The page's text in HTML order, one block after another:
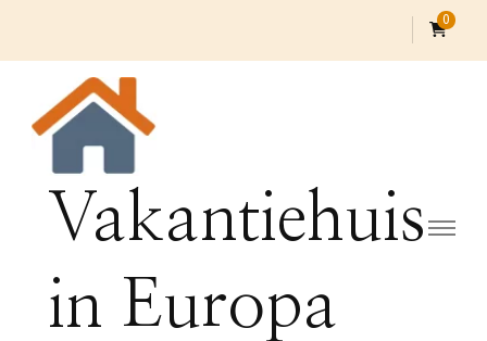
0
Vakantiehuis
in Europa